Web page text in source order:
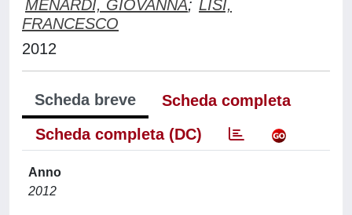
MENARDI, GIOVANNA; LISI,
FRANCESCO
2012
Scheda breve
Scheda completa
Scheda completa (DC)
Anno
2012